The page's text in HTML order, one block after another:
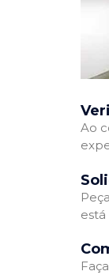
Ao